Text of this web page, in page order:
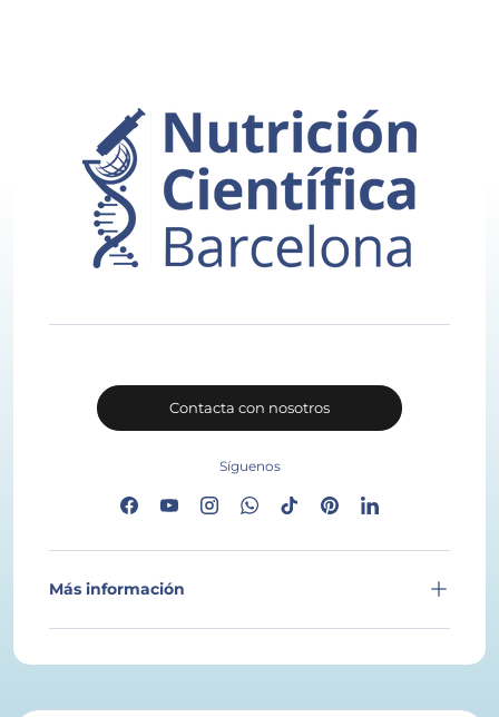
Contacta con nosotros
Síguenos
Facebook
YouTubeInstagram
WhatsApp
TikTokPinterestLinkedIn
Más información